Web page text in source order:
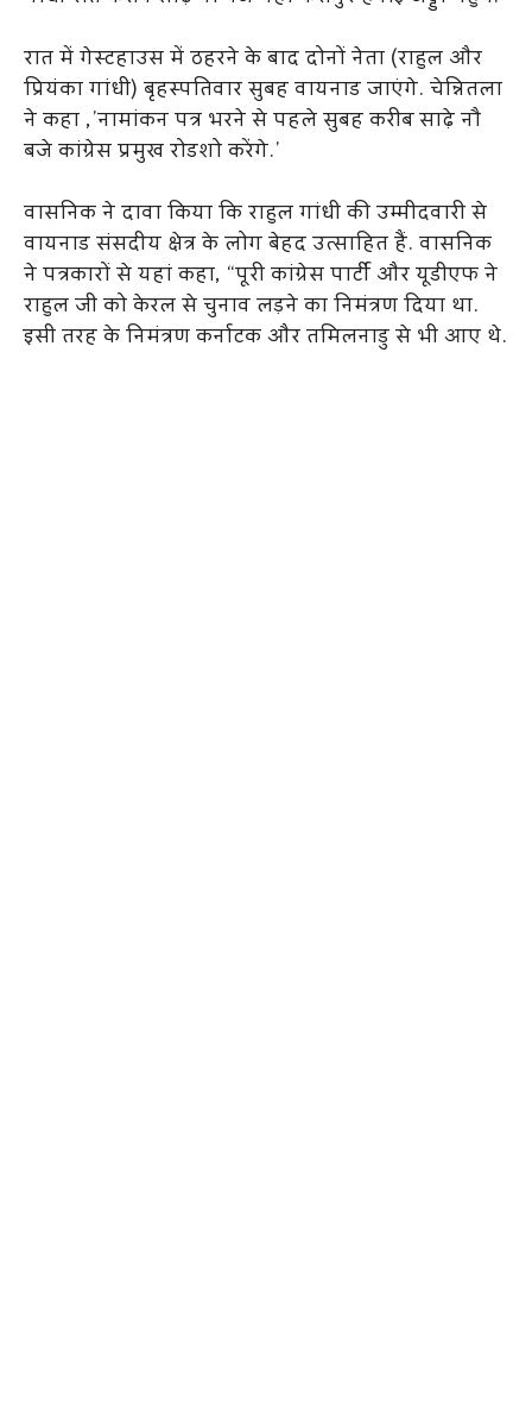
रात में गेस्टहाउस में ठहरने के बाद दोनों नेता (राहुल और
प्रियंका गांधी) बृहस्पतिवार सुबह वायनाड जाएंगे. चेन्नितला
ने कहा ,’नामांकन पत्र भरने से पहले सुबह करीब साढ़े नौ
बजे कांग्रेस प्रमुख रोडशो करेंगे.’
वासनिक ने दावा किया कि राहुल गांधी की उम्मीदवारी से
वायनाड संसदीय क्षेत्र के लोग बेहद उत्साहित हैं. वासनिक
ने पत्रकारों से यहां कहा, “पूरी कांग्रेस पार्टी और यूडीएफ ने
राहुल जी को केरल से चुनाव लड़ने का निमंत्रण दिया था.
इसी तरह के निमंत्रण कर्नाटक और तमिलनाडु से भी आए थे.